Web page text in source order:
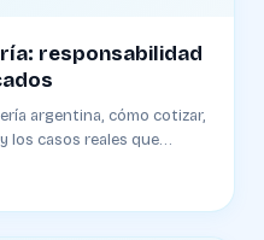
responsabilidad
argentina, cómo cotizar,
los casos reales que